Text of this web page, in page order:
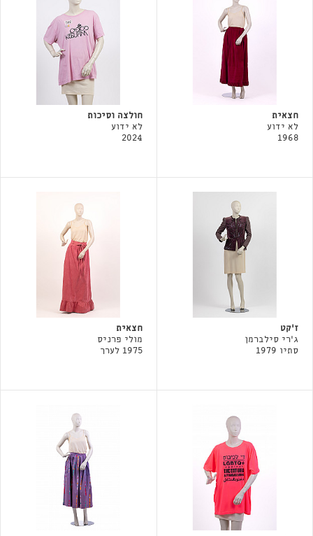
חצאית
לא ידוע
1968
חולצה וסיכות
לא ידוע
2024
ז'קט
ג'רי סילברמן
סתיו 1979
חצאית
מולי פרניס
1975 לערך